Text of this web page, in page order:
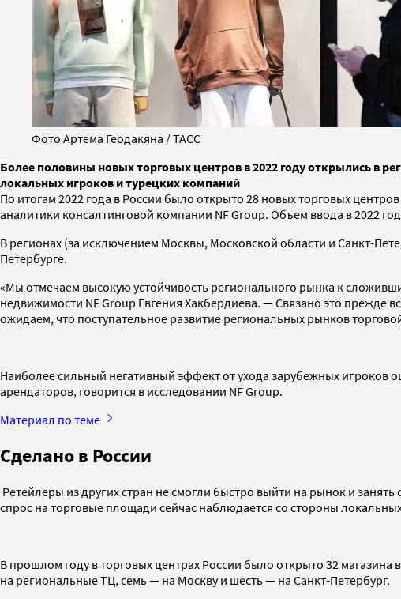
Фото Артема Геодакяна / ТАСС
Более половины новых торговых центров в 2022 году открылись в
локальных игроков и турецких компаний
По итогам 2022 года в России было открыто 28 новых торговых
аналитики консалтинговой компании NF Group. Объем ввода в 2022
В регионах (за исключением Москвы, Московской области и Санкт-
Петербурге.
«Мы отмечаем высокую устойчивость регионального рынка к
недвижимости NF Group Евгения Хакбердиева. — Связано это прежде
ожидаем, что поступательное развитие региональных рынков
Наиболее сильный негативный эффект от ухода зарубежных
арендаторов, говорится в исследовании NF Group.
Материал по теме
Сделано в России
Ретейлеры из других стран не смогли быстро выйти на рынок и
спрос на торговые площади сейчас наблюдается со стороны
В прошлом году в торговых центрах России было открыто 32
на региональные ТЦ, семь — на Москву и шесть — на Санкт-Петербург.